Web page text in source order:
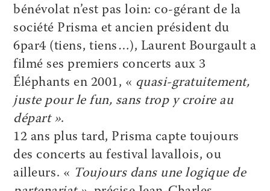
bénévolat n’est pas loin: co-gérant de la
société Prisma et ancien président du
6par4 (tiens, tiens…), Laurent Bourgault a
filmé ses premiers concerts aux 3
Éléphants en 2001, « quasi-gratuitement,
juste pour le fun, sans trop y croire au
départ ».
12 ans plus tard, Prisma capte toujours
des concerts au festival lavallois, ou
ailleurs. « Toujours dans une logique de